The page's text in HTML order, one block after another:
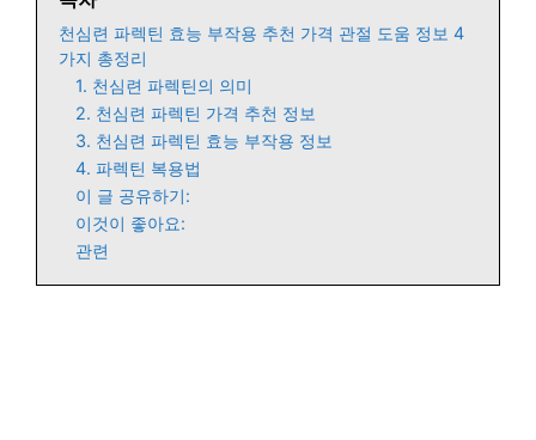
천심련 파렉틴 효능 부작용 추천 가격 관절 도움 정보 4
가지 총정리
1. 천심련 파렉틴의 의미
2. 천심련 파렉틴 가격 추천 정보
3. 천심련 파렉틴 효능 부작용 정보
4. 파렉틴 복용법
이 글 공유하기:
이것이 좋아요:
관련